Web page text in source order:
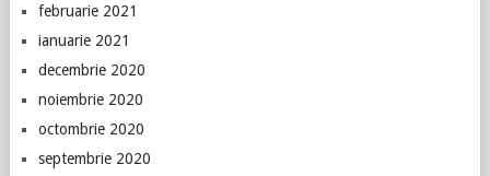
februarie 2021
ianuarie 2021
decembrie 2020
noiembrie 2020
octombrie 2020
septembrie 2020